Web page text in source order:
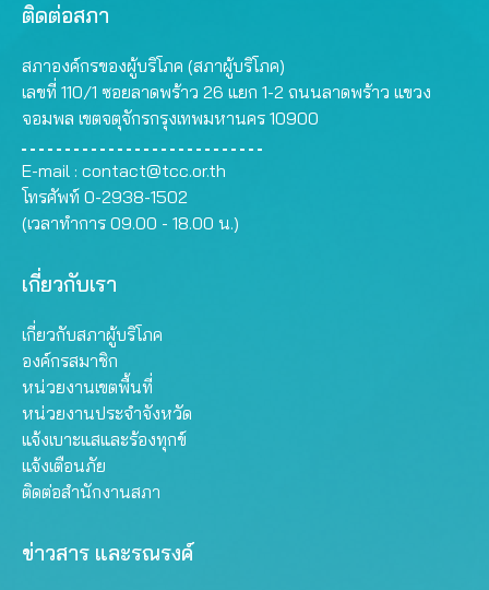
ติดต่อสภา
สภาองค์กรของผู้บริโภค (สภาผู้บริโภค)
เลขที่ 110/1 ซอยลาดพร้าว 26 แยก 1-2 ถนนลาดพร้าว แขวง
จอมพล เขตจตุจักรกรุงเทพมหานคร 10900
E-mail : contact@tcc.or.th
โทรศัพท์ 0-2938-1502
(เวลาทำการ 09.00 - 18.00 น.)
เกี่ยวกับเรา
เกี่ยวกับสภาผู้บริโภค
องค์กรสมาชิก
หน่วยงานเขตพื้นที่
หน่วยงานประจำจังหวัด
แจ้งเบาะแสและร้องทุกข์
แจ้งเตือนภัย
ติดต่อสำนักงานสภา
ข่าวสาร และรณรงค์